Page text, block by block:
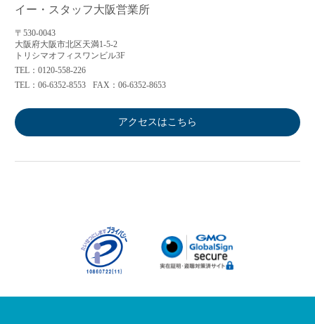
イー・スタッフ大阪営業所
〒530-0043
大阪府大阪市北区天満1-5-2
トリシマオフィスワンビル3F
TEL：0120-558-226
TEL：06-6352-8553
FAX：06-6352-8653
アクセスはこちら